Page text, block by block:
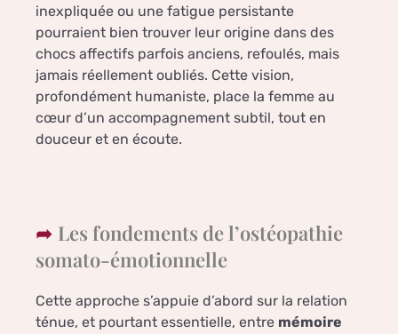
inexpliquée ou une fatigue persistante
pourraient bien trouver leur origine dans des
chocs affectifs parfois anciens, refoulés, mais
jamais réellement oubliés. Cette vision,
profondément humaniste, place la femme au
cœur d’un accompagnement subtil, tout en
douceur et en écoute.
Les fondements de l’ostéopathie
somato-émotionnelle
Cette approche s’appuie d’abord sur la relation
ténue, et pourtant essentielle, entre mémoire